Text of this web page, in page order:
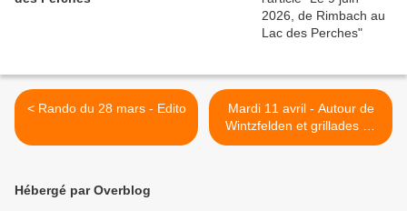
< Rando du 28 mars - Edito
Mardi 11 avril - Autour de
Wintzfelden et grillades au
Holzmacheracker >
Hébergé par Overblog